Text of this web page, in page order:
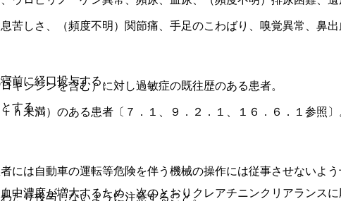
しさ、（頻度不明）関節痛、手足のこわばり、嗅覚異常、鼻出
シジンを含む）に対し過敏症の既往歴のある患者。
未満）のある患者〔７．１、９．２．１、１６．６．１参照〕
は自動車の運転等危険を伴う機械の操作には従事させないよう
たり投与しないように注意すること。
前に経口投与する。
する。
濃度が増大するため、次のとおりクレアチニンクリアランスに